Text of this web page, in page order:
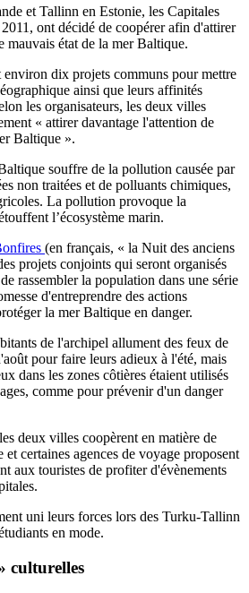
et Tallinn en Estonie, les Capitales
ont décidé de coopérer afin d'attirer
mauvais état de la mer Baltique.
dix projets communs pour mettre
ainsi que leurs affinités
les organisateurs, les deux villes
« attirer davantage l'attention de
Baltique ».
souffre de la pollution causée par
non traitées et de polluants chimiques,
La pollution provoque la
l’écosystème marin.
(en français, « la Nuit des anciens
projets conjoints qui seront organisés
rassembler la population dans une série
d'entreprendre des actions
la mer Baltique en danger.
de l'archipel allument des feux de
pour faire leurs adieux à l'été, mais
dans les zones côtières étaient utilisés
comme pour prévenir d'un danger
deux villes coopèrent en matière de
certaines agences de voyage proposent
aux touristes de profiter d'évènements
uni leurs forces lors des Turku-Tallinn
en mode.
culturelles